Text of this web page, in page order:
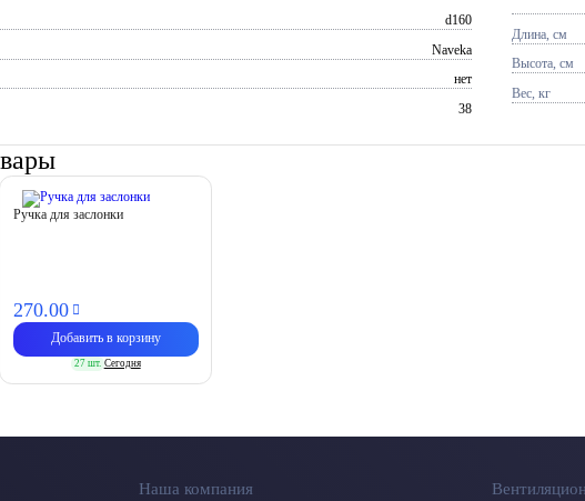
d160
Naveka
нет
38
Длина, см
Высота, см
Вес, кг
Ручка для заслонки
270.00
Добавить в корзину
27 шт. Сегодня
Наша компания